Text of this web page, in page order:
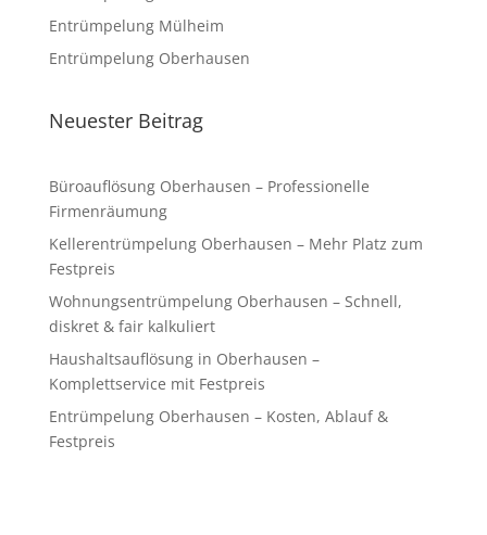
Entrümpelung Mülheim
Entrümpelung Oberhausen
Neuester Beitrag
Büroauflösung Oberhausen – Professionelle
Firmenräumung
Kellerentrümpelung Oberhausen – Mehr Platz zum
Festpreis
Wohnungsentrümpelung Oberhausen – Schnell,
diskret & fair kalkuliert
Haushaltsauflösung in Oberhausen –
Komplettservice mit Festpreis
Entrümpelung Oberhausen – Kosten, Ablauf &
Festpreis